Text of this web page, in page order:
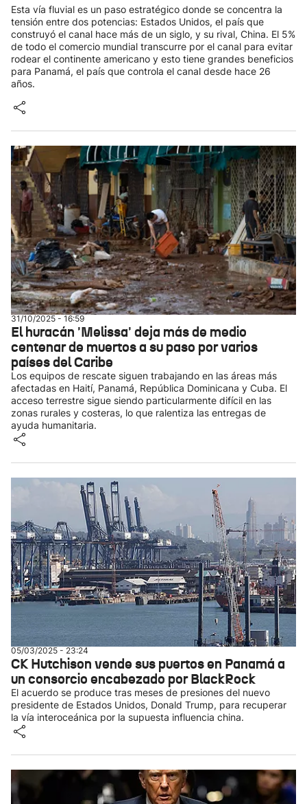
Esta vía fluvial es un paso estratégico donde se concentra la
tensión entre dos potencias: Estados Unidos, el país que
construyó el canal hace más de un siglo, y su rival, China. El 5%
de todo el comercio mundial transcurre por el canal para evitar
rodear el continente americano y esto tiene grandes beneficios
para Panamá, el país que controla el canal desde hace 26
años.
31/10/2025 - 16:59
El huracán 'Melissa' deja más de medio
centenar de muertos a su paso por varios
países del Caribe
Los equipos de rescate siguen trabajando en las áreas más
afectadas en Haití, Panamá, República Dominicana y Cuba. El
acceso terrestre sigue siendo particularmente difícil en las
zonas rurales y costeras, lo que ralentiza las entregas de
ayuda humanitaria.
05/03/2025 - 23:24
CK Hutchison vende sus puertos en Panamá a
un consorcio encabezado por BlackRock
El acuerdo se produce tras meses de presiones del nuevo
presidente de Estados Unidos, Donald Trump, para recuperar
la vía interoceánica por la supuesta influencia china.